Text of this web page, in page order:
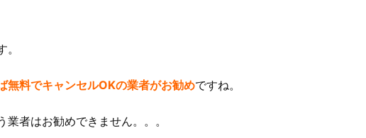
。
無料でキャンセルOKの業者がお勧めですね。
者はお勧めできません。。。